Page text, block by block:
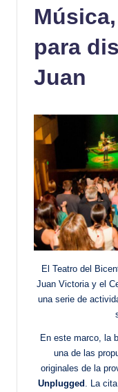
para
Juan
El Teatro del
Juan Victoria y el
una serie de
En este marco, la
una de las
originales de la
Unplugged . La